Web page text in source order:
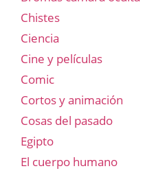
Chistes
Ciencia
Cine y películas
Comic
Cortos y animación
Cosas del pasado
Egipto
El cuerpo humano